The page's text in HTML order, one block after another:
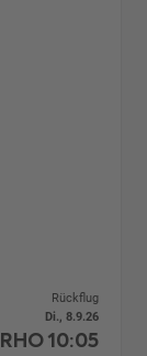
Rückflug
Di., 8.9.26
RHO10:05